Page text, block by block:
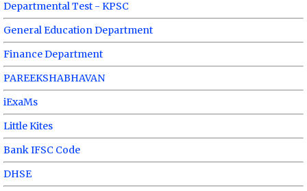
Departmental Test - KPSC
General Education Department
Finance Department
PAREEKSHABHAVAN
iExaMs
Little Kites
Bank IFSC Code
DHSE